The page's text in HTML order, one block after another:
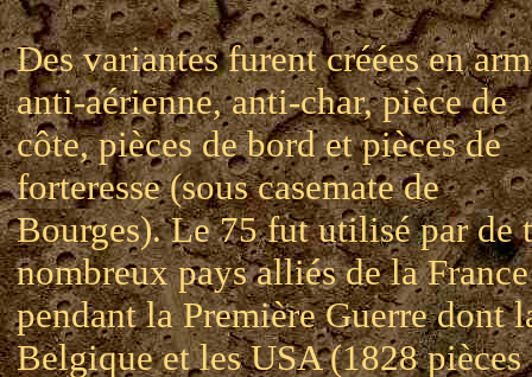
Des variantes furent créées en
anti-aérienne, anti-char, pièce de
côte, pièces de bord et pièces de
forteresse (sous casemate de
Bourges). Le 75 fut utilisé par de
nombreux pays alliés de la France
pendant la Première Guerre dont
Belgique et les USA (1828 pièces